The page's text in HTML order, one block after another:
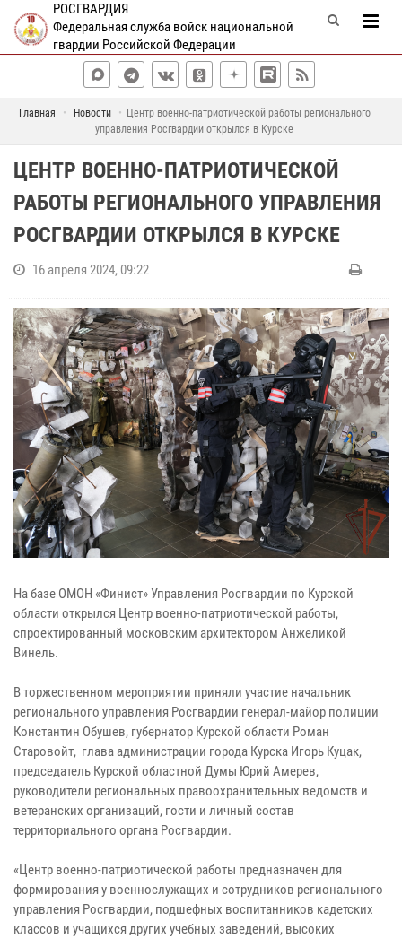
РОСГВАРДИЯ
Федеральная служба войск национальной
гвардии Российской Федерации
Главная Новости
Центр военно-патриотической работы регионального
управления Росгвардии открылся в Курске
ЦЕНТР ВОЕННО-ПАТРИОТИЧЕСКОЙ
РАБОТЫ РЕГИОНАЛЬНОГО УПРАВЛЕНИЯ
РОСГВАРДИИ ОТКРЫЛСЯ В КУРСКЕ
16 апреля 2024, 09:22
На базе ОМОН «Финист» Управления Росгвардии по Курской
области открылся Центр военно-патриотической работы,
спроектированный московским архитектором Анжеликой
Винель.
В торжественном мероприятии приняли участие начальник
регионального управления Росгвардии генерал-майор полиции
Константин Обушев, губернатор Курской области Роман
Старовойт, глава администрации города Курска Игорь Куцак,
председатель Курской областной Думы Юрий Амерев,
руководители региональных правоохранительных ведомств и
ветеранских организаций, гости и личный состав
территориального органа Росгвардии.
«Центр военно-патриотической работы предназначен для
формирования у военнослужащих и сотрудников регионального
управления Росгвардии, подшефных воспитанников кадетских
классов и учащихся других учебных заведений, высоких